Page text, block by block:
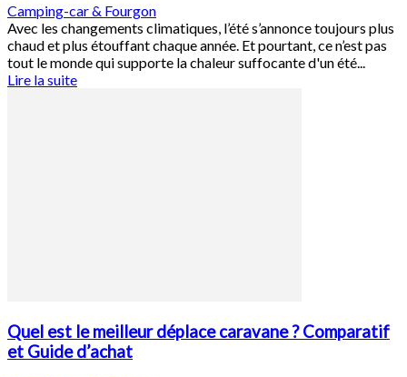
Camping-car & Fourgon
Avec les changements climatiques, l’été s’annonce toujours plus
chaud et plus étouffant chaque année. Et pourtant, ce n’est pas
tout le monde qui supporte la chaleur suffocante d'un été...
Lire la suite
Quel est le meilleur déplace caravane ? Comparatif
et Guide d’achat